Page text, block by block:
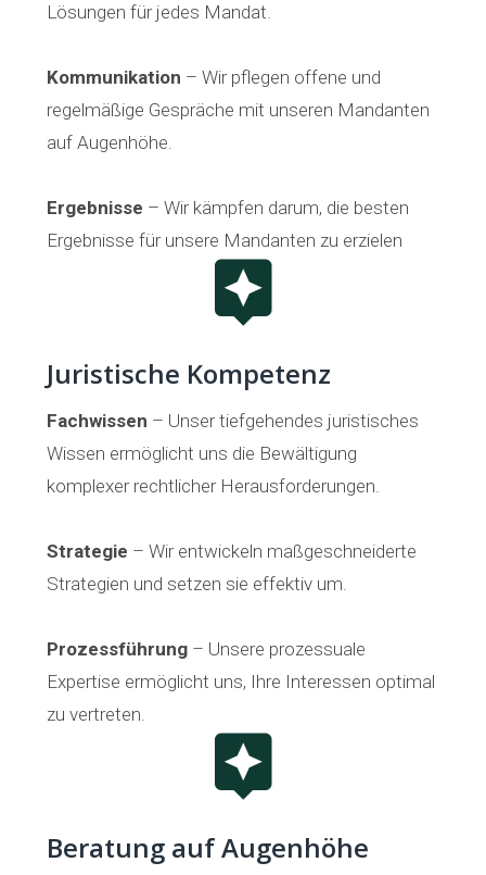
Lösungen für jedes Mandat.
Kommunikation – Wir pflegen offene und
regelmäßige Gespräche mit unseren Mandanten
auf Augenhöhe.
Ergebnisse – Wir kämpfen darum, die besten
Ergebnisse für unsere Mandanten zu erzielen
Juristische Kompetenz
Fachwissen – Unser tiefgehendes juristisches
Wissen ermöglicht uns die Bewältigung
komplexer rechtlicher Herausforderungen.
Strategie – Wir entwickeln maßgeschneiderte
Strategien und setzen sie effektiv um.
Prozessführung– Unsere prozessuale
Expertise ermöglicht uns, Ihre Interessen optimal
zu vertreten.
Beratung auf Augenhöhe